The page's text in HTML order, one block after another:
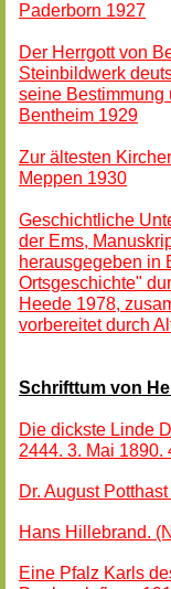
Paderborn 1927
Der Herrgott von
Steinbildwerk
seine Bestimmung
Bentheim 1929
Zur ältesten
Meppen 1930
Geschichtliche
der Ems,
herausgegeben in
Ortsgeschichte"
Heede 1978,
vorbereitet durch
Schrifttum von
Die dickste Linde
2444. 3. Mai 1890.
Dr. August
Hans Hillebrand.
Eine Pfalz Karls